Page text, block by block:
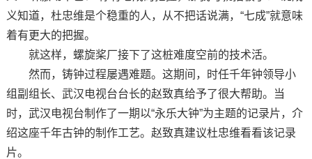
义知道，杜忠维是个稳重的人，从不把话说满，“七成”就意味
着有更大的把握。
就这样，螺旋桨厂接下了这桩难度空前的技术活。
然而，铸钟过程屡遇难题。这期间，时任千年钟领导小
组副组长、武汉电视台台长的赵致真给予了很大帮助。当
时，武汉电视台制作了一期以“永乐大钟”为主题的记录片，介
绍这座千年古钟的制作工艺。赵致真建议杜忠维看看该记录
片。